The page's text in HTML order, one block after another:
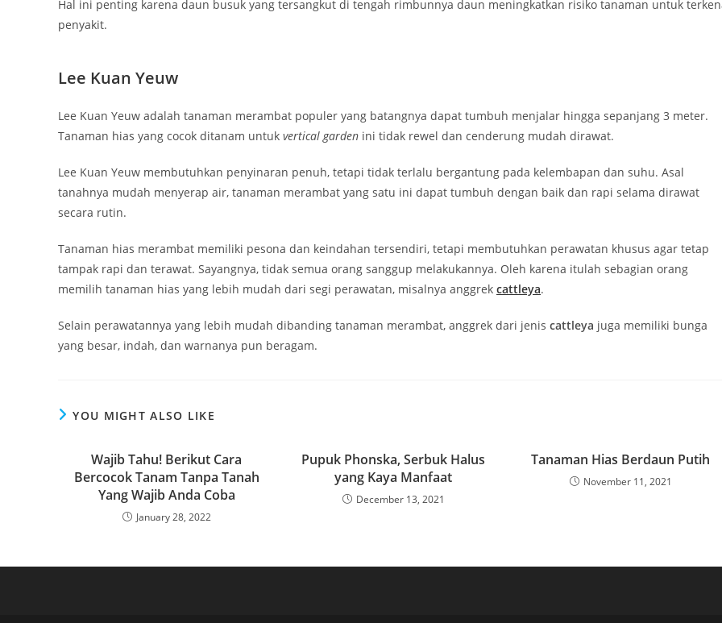
Hal ini penting karena daun busuk yang tersangkut di tengah rimbunnya daun meningkatkan risiko tanaman untuk
penyakit.
Lee Kuan Yeuw
Lee Kuan Yeuw adalah tanaman merambat populer yang batangnya dapat tumbuh menjalar hingga sepanjang 3 meter.
Tanaman hias yang cocok ditanam untuk vertical garden ini tidak rewel dan cenderung mudah dirawat.
Lee Kuan Yeuw membutuhkan penyinaran penuh, tetapi tidak terlalu bergantung pada kelembapan dan suhu. Asal
tanahnya mudah menyerap air, tanaman merambat yang satu ini dapat tumbuh dengan baik dan rapi selama dirawat
secara rutin.
Tanaman hias merambat memiliki pesona dan keindahan tersendiri, tetapi membutuhkan perawatan khusus agar tetap
tampak rapi dan terawat. Sayangnya, tidak semua orang sanggup melakukannya. Oleh karena itulah sebagian orang
memilih tanaman hias yang lebih mudah dari segi perawatan, misalnya anggrek cattleya.
Selain perawatannya yang lebih mudah dibanding tanaman merambat, anggrek dari jenis cattleya juga memiliki bunga
yang besar, indah, dan warnanya pun beragam.
YOU MIGHT ALSO LIKE
Wajib Tahu! Berikut Cara
Bercocok Tanam Tanpa Tanah
Yang Wajib Anda Coba
January 28, 2022
Pupuk Phonska, Serbuk Halus
yang Kaya Manfaat
December 13, 2021
Tanaman Hias Berdaun Putih
November 11, 2021